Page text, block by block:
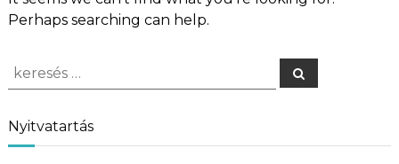
Perhaps searching can help.
Search
for:
Search
Nyitvatartás